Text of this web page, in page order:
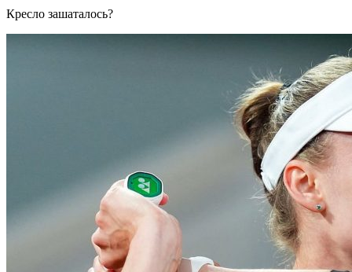
Кресло зашаталось?